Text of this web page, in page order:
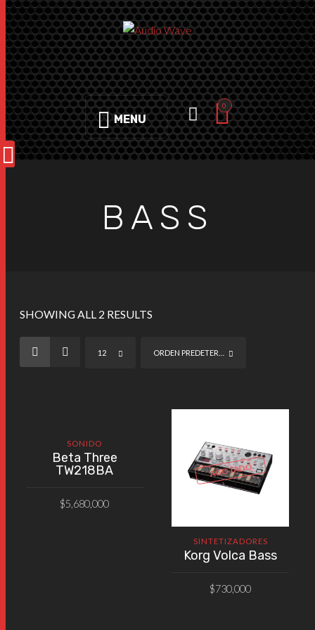
MENU
0
BASS
SHOWING ALL 2 RESULTS
12
SONIDO
Beta Three
TW218BA
$5,680,000
AGOTADO
SINTETIZADORES
Korg Volca Bass
$730,000